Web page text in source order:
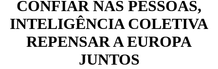
CONFIAR NAS PESSOAS,
INTELIGÊNCIA COLETIVA
REPENSAR A EUROPA
JUNTOS